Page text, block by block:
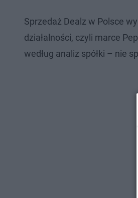
Sprzedaż Dealz w Polsce
działalności, czyli marce
według analiz spółki – nie